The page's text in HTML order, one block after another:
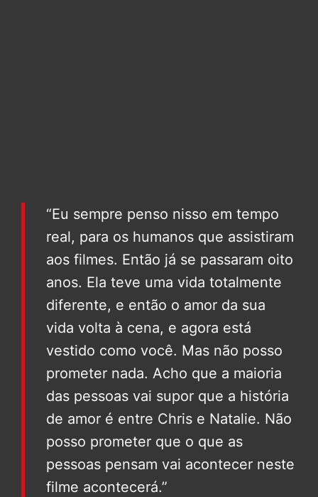
“Eu sempre penso nisso em tempo
real, para os humanos que assistiram
aos filmes. Então já se passaram oito
anos. Ela teve uma vida totalmente
diferente, e então o amor da sua
vida volta à cena, e agora está
vestido como você. Mas não posso
prometer nada. Acho que a maioria
das pessoas vai supor que a história
de amor é entre Chris e Natalie. Não
posso prometer que o que as
pessoas pensam vai acontecer neste
filme acontecerá.”